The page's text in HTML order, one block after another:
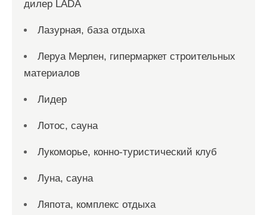
дилер LADA
Лазурная, база отдыха
Леруа Мерлен, гипермаркет строительных
материалов
Лидер
Лотос, сауна
Лукоморье, конно-туристический клуб
Луна, сауна
Ляпота, комплекс отдыха